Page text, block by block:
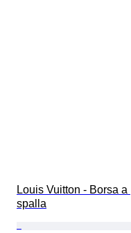
Louis Vuitton - Borsa a
spalla